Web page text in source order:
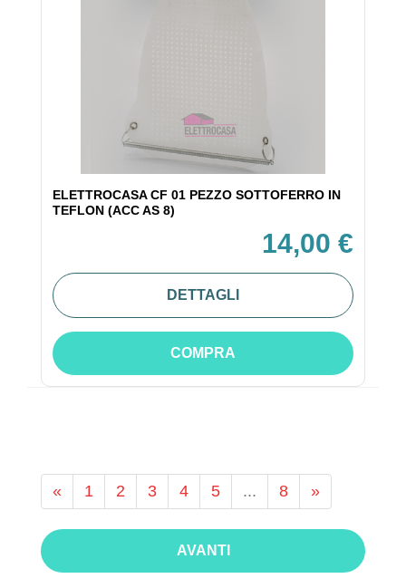
ELETTROCASA CF 01 PEZZO SOTTOFERRO IN
TEFLON (ACC AS 8)
14,00 €
DETTAGLI
COMPRA
« 1 2 3 4 5 ... 8 »
AVANTI